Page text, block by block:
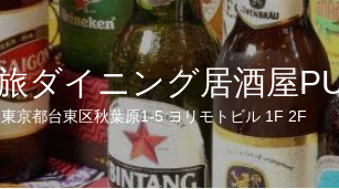
ダイニング居酒屋
東京都台東区秋葉原1-5 ヨリモトビル 1F 2F